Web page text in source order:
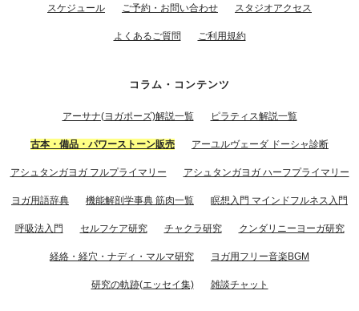
スケジュール ご予約・お問い合わせ スタジオアクセス
よくあるご質問 ご利用規約
コラム・コンテンツ
アーサナ(ヨガポーズ)解説一覧 ピラティス解説一覧
古本・備品・パワーストーン販売 アーユルヴェーダ ドーシャ診断
アシュタンガヨガ フルプライマリー アシュタンガヨガ ハーフプライマリー
ヨガ用語辞典 機能解剖学事典 筋肉一覧 瞑想入門 マインドフルネス入門
呼吸法入門 セルフケア研究 チャクラ研究 クンダリニーヨーガ研究
経絡・経穴・ナディ・マルマ研究 ヨガ用フリー音楽BGM
研究の軌跡(エッセイ集) 雑談チャット